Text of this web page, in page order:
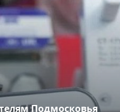
Подмосковья